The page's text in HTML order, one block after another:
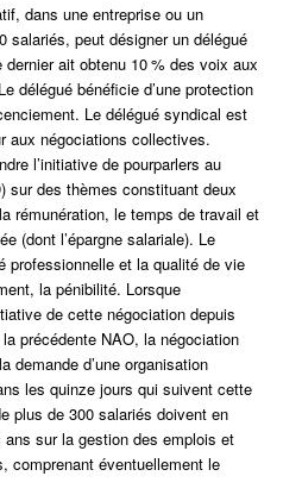
dans une entreprise ou un
salariés, peut désigner un délégué
ait obtenu 10 % des voix aux
délégué bénéficie d’une protection
Le délégué syndical est
aux négociations collectives.
l’initiative de pourparlers au
sur des thèmes constituant deux
rémunération, le temps de travail et
(dont l’épargne salariale). Le
professionnelle et la qualité de vie
la pénibilité. Lorsque
de cette négociation depuis
précédente NAO, la négociation
demande d’une organisation
les quinze jours qui suivent cette
plus de 300 salariés doivent en
sur la gestion des emplois et
comprenant éventuellement le